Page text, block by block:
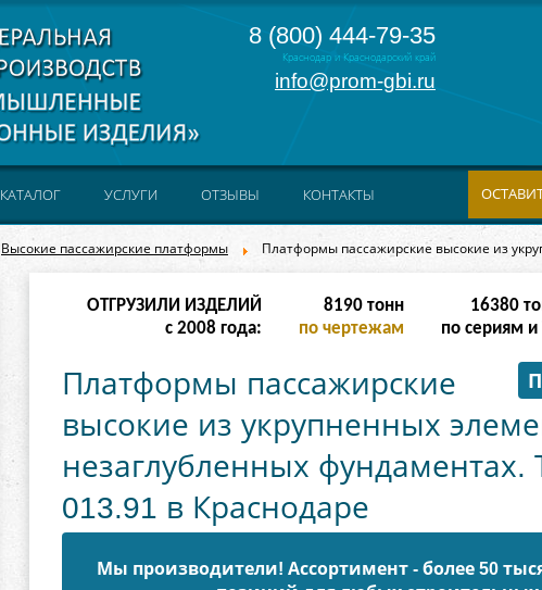
8 (800) 444-79-35
Краснодар и Краснодарский край
info@prom-gbi.ru
Высокие пассажирские платформы
Платформы пассажирские высокие из
КАТАЛОГ УСЛУГИ ОТЗЫВЫ КОНТАКТЫ
ОТГРУЗИЛИ ИЗДЕЛИЙ
с 2008 года:
16382тонн
по чертежам
32764
по сериям и
Платформы пассажирские
высокие из укрупненных
незаглубленных фундаментах.
013.91 в Краснодаре
Мы производители! Ассортимент - более 50